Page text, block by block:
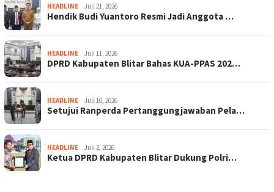
HEADLINE Juli 21, 2026
Hendik Budi Yuantoro Resmi Jadi Anggota …
HEADLINE Juli 11, 2026
DPRD Kabupaten Blitar Bahas KUA-PPAS 202…
HEADLINE Juli 10, 2026
Setujui Ranperda Pertanggungjawaban Pela…
HEADLINE Juli 2, 2026
Ketua DPRD Kabupaten Blitar Dukung Polri…